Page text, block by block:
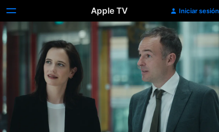
Apple TV Iniciar sesión